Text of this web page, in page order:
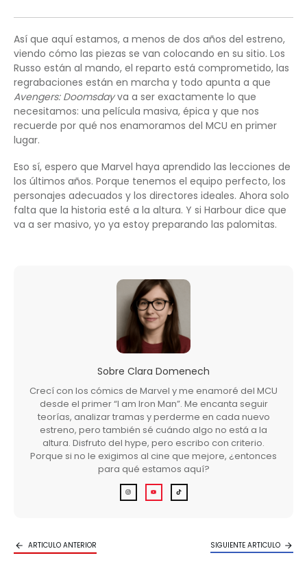
Así que aquí estamos, a menos de dos años del estreno,
viendo cómo las piezas se van colocando en su sitio. Los
Russo están al mando, el reparto está comprometido, las
regrabaciones están en marcha y todo apunta a que
Avengers: Doomsdayva a ser exactamente lo que
necesitamos: una película masiva, épica y que nos
recuerde por qué nos enamoramos del MCU en primer
lugar.
Eso sí, espero que Marvel haya aprendido las lecciones de
los últimos años. Porque tenemos el equipo perfecto, los
personajes adecuados y los directores ideales. Ahora solo
falta que la historia esté a la altura. Y si Harbour dice que
va a ser masivo, yo ya estoy preparando las palomitas.
Sobre Clara Domenech
Crecí con los cómics de Marvel y me enamoré del MCU
desde el primer “I am Iron Man”. Me encanta seguir
teorías, analizar tramas y perderme en cada nuevo
estreno, pero también sé cuándo algo no está a la
altura. Disfruto del hype, pero escribo con criterio.
Porque si no le exigimos al cine que mejore, ¿entonces
para qué estamos aquí?
ARTICULO ANTERIOR SIGUIENTE ARTICULO